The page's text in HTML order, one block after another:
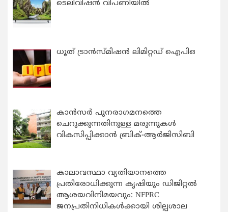
ടെലിവിഷൻ വിപണിയിൽ
ധൂത് ട്രാൻസ്മിഷൻ ലിമിറ്റഡ് ഐപിഒ
കാന്‍സര്‍ പുനരാഗമനത്തെ
ചെറുക്കുന്നതിനുള്ള മരുന്നുകള്‍
വികസിപ്പിക്കാന്‍ ബ്രിക്-ആര്‍ജിസിബി
കാലാവസ്ഥാ വ്യതിയാനത്തെ
പ്രതിരോധിക്കുന്ന കൃഷിയും ഡിജിറ്റൽ
ആശയവിനിമയവും: NFPRC
ജനപ്രതിനിധികൾക്കായി ശില്പശാല